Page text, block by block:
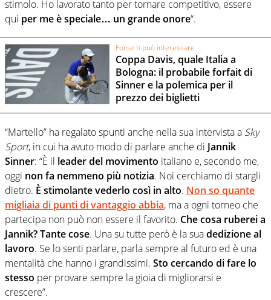
stimolo. Ho lavorato tanto per tornare competitivo, essere
qui per me è speciale… un grande onore“.
Forse ti può interessare
Coppa Davis, quale Italia a
Bologna: il probabile forfait di
Sinner e la polemica per il
prezzo dei biglietti
“Martello” ha regalato spunti anche nella sua intervista a Sky
Sport, in cui ha avuto modo di parlare anche di Jannik
Sinner: “È il leader del movimento italiano e, secondo me,
oggi non fa nemmeno più notizia. Noi cerchiamo di stargli
dietro. È stimolante vederlo così in alto. Non so quante
migliaia di punti di vantaggio abbia, ma a ogni torneo che
partecipa non può non essere il favorito. Che cosa ruberei a
Jannik? Tante cose. Una su tutte però è la suadedizione al
lavoro. Se lo senti parlare, parla sempre al futuro ed è una
mentalità che hanno i grandissimi. Sto cercando di fare lo
stesso per provare sempre la gioia di migliorarsi e
crescere”.